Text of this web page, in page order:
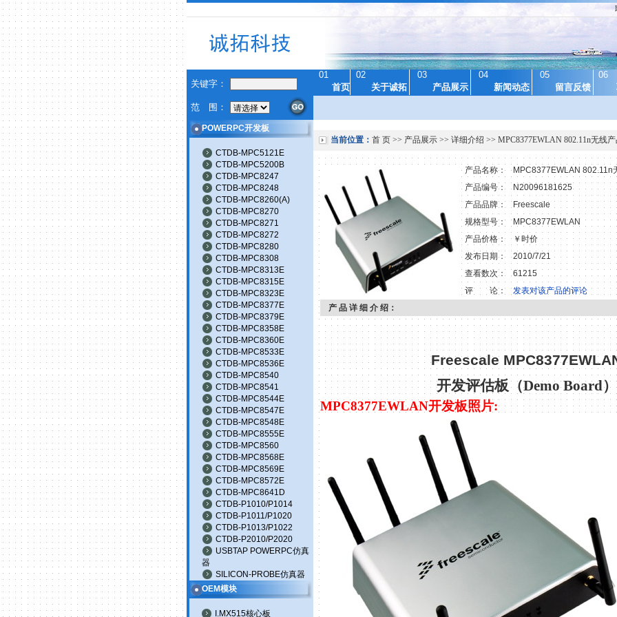
关键字：
范 围：
01 02 03 04 05
06
首页
关于诚拓 产品展示 新闻动态 留言反馈
POWERPC开发板
CTDB-MPC5121E
CTDB-MPC5200B
CTDB-MPC8247
CTDB-MPC8248
CTDB-MPC8260(A)
CTDB-MPC8270
CTDB-MPC8271
CTDB-MPC8272
CTDB-MPC8280
CTDB-MPC8308
CTDB-MPC8313E
CTDB-MPC8315E
CTDB-MPC8323E
CTDB-MPC8377E
CTDB-MPC8379E
CTDB-MPC8358E
CTDB-MPC8360E
CTDB-MPC8533E
CTDB-MPC8536E
CTDB-MPC8540
CTDB-MPC8541
CTDB-MPC8544E
CTDB-MPC8547E
CTDB-MPC8548E
CTDB-MPC8555E
CTDB-MPC8560
CTDB-MPC8568E
CTDB-MPC8569E
CTDB-MPC8572E
CTDB-MPC8641D
CTDB-P1010/P1014
CTDB-P1011/P1020
CTDB-P1013/P1022
CTDB-P2010/P2020
USBTAP POWERPC仿真
器
SILICON-PROBE仿真器
OEM模块
I.MX515核心板
当前位置： 首 页>> 产品展示>> 详细介绍 >> MPC8377EWLAN 802.11n无线
产品名称：
MPC8377EWLAN 802.11n
产品编号：
N20096181625
产品品牌：
Freescale
规格型号：
MPC8377EWLAN
产品价格：
￥时价
发布日期：
2010/7/21
查看数次：
61215
评 论：
发表对该产品的评论
产 品 详 细 介 绍：
Freescale
开发评估板（Demo Board）
MPC8377EWLAN开发板照片: